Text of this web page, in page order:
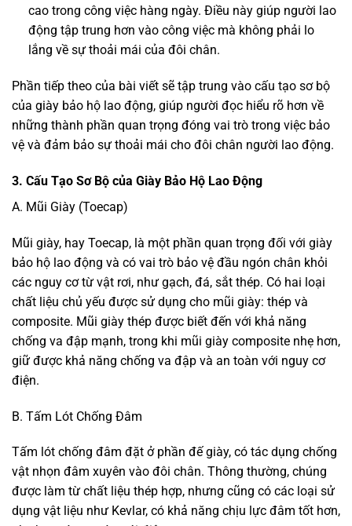
cao trong công việc hàng ngày. Điều này giúp người lao
động tập trung hơn vào công việc mà không phải lo
lắng về sự thoải mái của đôi chân.
Phần tiếp theo của bài viết sẽ tập trung vào cấu tạo sơ bộ
của giày bảo hộ lao động, giúp người đọc hiểu rõ hơn về
những thành phần quan trọng đóng vai trò trong việc bảo
vệ và đảm bảo sự thoải mái cho đôi chân người lao động.
3. Cấu Tạo Sơ Bộ của Giày Bảo Hộ Lao Động
A. Mũi Giày (Toecap)
Mũi giày, hay Toecap, là một phần quan trọng đối với giày
bảo hộ lao động và có vai trò bảo vệ đầu ngón chân khỏi
các nguy cơ từ vật rơi, như gạch, đá, sắt thép. Có hai loại
chất liệu chủ yếu được sử dụng cho mũi giày: thép và
composite. Mũi giày thép được biết đến với khả năng
chống va đập mạnh, trong khi mũi giày composite nhẹ hơn,
giữ được khả năng chống va đập và an toàn với nguy cơ
điện.
B. Tấm Lót Chống Đâm
Tấm lót chống đâm đặt ở phần đế giày, có tác dụng chống
vật nhọn đâm xuyên vào đôi chân. Thông thường, chúng
được làm từ chất liệu thép hợp, nhưng cũng có các loại sử
dụng vật liệu như Kevlar, có khả năng chịu lực đâm tốt hơn,